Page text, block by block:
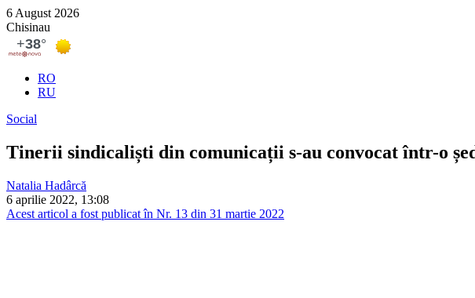
6 August 2026
Chisinau
RO
RU
Social
Tinerii sindicaliști din comunicații s-au convocat într-o
Natalia Hadârcă
6 aprilie 2022, 13:08
Acest articol a fost publicat în Nr. 13 din 31 martie 2022